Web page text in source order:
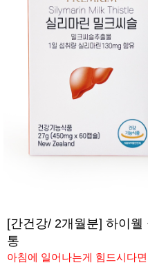
[간건강/ 2개월분] 하이
통
아침에 일어나는게 힘드시다